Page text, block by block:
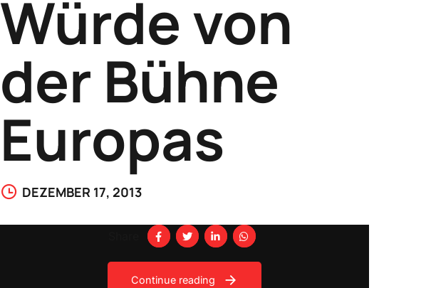
Würde von
der Bühne
Europas
DEZEMBER 17, 2013
Continue reading